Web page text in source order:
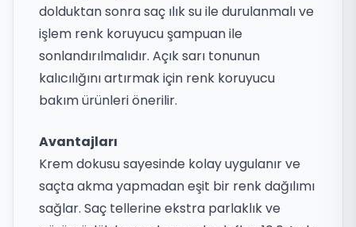
dolduktan sonra saç ılık su ile durulanmalı ve
işlem renk koruyucu şampuan ile
sonlandırılmalıdır. Açık sarı tonunun
kalıcılığını artırmak için renk koruyucu
bakım ürünleri önerilir.
Avantajları
Krem dokusu sayesinde kolay uygulanır ve
saçta akma yapmadan eşit bir renk dağılımı
sağlar. Saç tellerine ekstra parlaklık ve